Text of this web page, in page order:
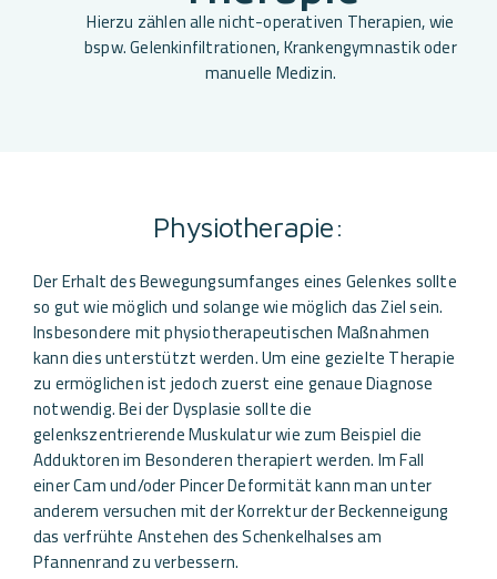
Hierzu zählen alle nicht-operativen Therapien, wie
bspw. Gelenkinfiltrationen, Krankengymnastik oder
manuelle Medizin.
Physiotherapie:
Der Erhalt des Bewegungsumfanges eines Gelenkes sollte
so gut wie möglich und solange wie möglich das Ziel sein.
Insbesondere mit physiotherapeutischen Maßnahmen
kann dies unterstützt werden. Um eine gezielte Therapie
zu ermöglichen ist jedoch zuerst eine genaue Diagnose
notwendig. Bei der Dysplasie sollte die
gelenkszentrierende Muskulatur wie zum Beispiel die
Adduktoren im Besonderen therapiert werden. Im Fall
einer Cam und/oder Pincer Deformität kann man unter
anderem versuchen mit der Korrektur der Beckenneigung
das verfrühte Anstehen des Schenkelhalses am
Pfannenrand zu verbessern.